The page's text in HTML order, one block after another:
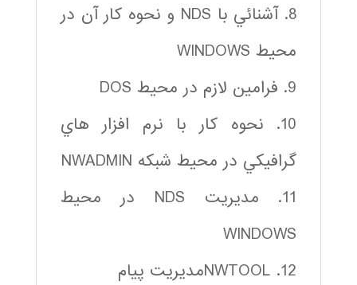
8. آشنائي با NDS و نحوه كار آن در
محيط WINDOWS
9. فرامين لازم در محيط DOS
10. نحوه كار با نرم افزار هاي
گرافيكي در محيط شبكه NWADMIN
11. مديريت NDS در محيط
WINDOWS
12. NWTOOLمديريت پيام